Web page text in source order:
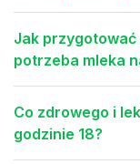
Jak
potrzeba mleka
Co zdrowego i
godzinie 18?